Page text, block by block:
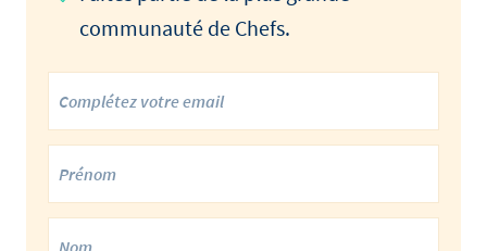
communauté de Chefs.